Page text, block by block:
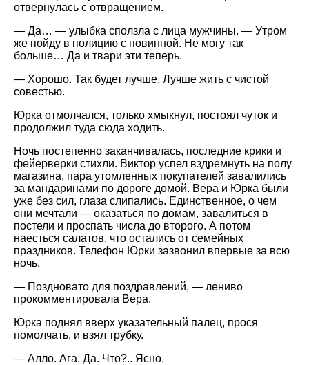
отвернулась с отвращением.
— Да… — улыбка сползла с лица мужчины. — Утром
же пойду в полицию с повинной. Не могу так
больше… Да и твари эти теперь.
— Хорошо. Так будет лучше. Лучше жить с чистой
совестью.
Юрка отмолчался, только хмыкнул, постоял чуток и
продолжил туда сюда ходить.
Ночь постепенно заканчивалась, последние крики и
фейерверки стихли. Виктор успел вздремнуть на полу
магазина, пара утомленных покупателей завалились
за мандаринами по дороге домой. Вера и Юрка были
уже без сил, глаза слипались. Единственное, о чем
они мечтали — оказаться по домам, завалиться в
постели и проспать числа до второго. А потом
наесться салатов, что остались от семейных
праздников. Телефон Юрки зазвонил впервые за всю
ночь.
— Поздновато для поздравлений, — лениво
прокомментировала Вера.
Юрка поднял вверх указательный палец, прося
помолчать, и взял трубку.
— Алло. Ага. Да. Что?.. Ясно.